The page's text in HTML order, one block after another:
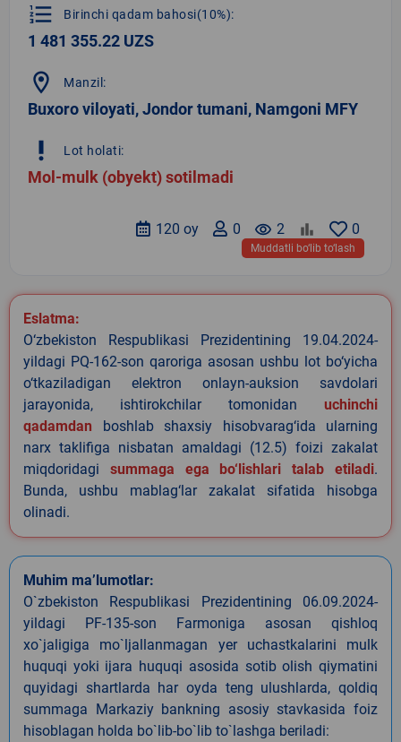
format_list_numbered Birinchi qadam bahosi(10%):
1 481 355.22 UZS
location_on Manzil:
Buxoro viloyati, Jondor tumani, Namgoni MFY
priority_high Lot holati:
Mol-mulk (obyekt) sotilmadi
0
remove_red_eye 2
0
120 oy
Muddatli bo‘lib to‘lash
Eslatma:
O‘zbekiston Respublikasi Prezidentining 19.04.2024-
yildagi PQ-162-son qaroriga asosan ushbu lot bo‘yicha
o‘tkaziladigan elektron onlayn-auksion savdolari
jarayonida, ishtirokchilar tomonidan uchinchi
qadamdan boshlab shaxsiy hisobvarag‘ida ularning
narx taklifiga nisbatan amaldagi (12.5) foizi zakalat
miqdoridagi summaga ega bo‘lishlari talab etiladi.
Bunda, ushbu mablag‘lar zakalat sifatida hisobga
olinadi.
Muhim ma’lumotlar:
O`zbekiston Respublikasi Prezidentining 06.09.2024-
yildagi PF-135-son Farmoniga asosan qishloq
xo`jaligiga mo`ljallanmagan yer uchastkalarini mulk
huquqi yoki ijara huquqi asosida sotib olish qiymatini
quyidagi shartlarda har oyda teng ulushlarda, qoldiq
summaga Markaziy bankning asosiy stavkasida foiz
hisoblagan holda bo`lib-bo`lib to`lashga beriladi: